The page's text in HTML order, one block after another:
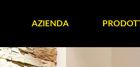
AZIENDA